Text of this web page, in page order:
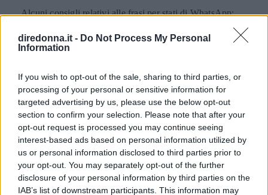
diredonna.it - Do Not Process My Personal
Information
If you wish to opt-out of the sale, sharing to third parties, or
processing of your personal or sensitive information for
targeted advertising by us, please use the below opt-out
section to confirm your selection. Please note that after your
opt-out request is processed you may continue seeing
interest-based ads based on personal information utilized by
us or personal information disclosed to third parties prior to
your opt-out. You may separately opt-out of the further
disclosure of your personal information by third parties on the
IAB’s list of downstream participants. This information may
Alcuni consigli relativi alle frasi per stati di WhatsApp:
aforismi e citazioni.